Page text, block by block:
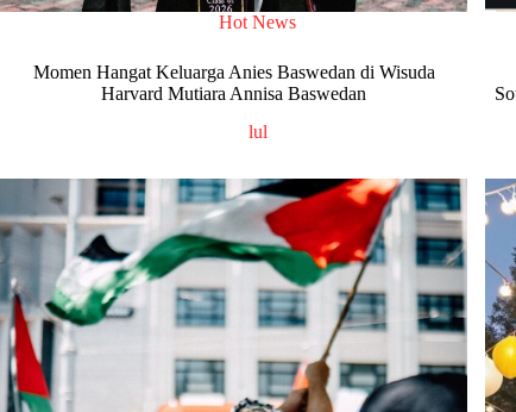
Hot News
Momen Hangat Keluarga Anies Baswedan di Wisuda
Harvard Mutiara Annisa Baswedan
lul